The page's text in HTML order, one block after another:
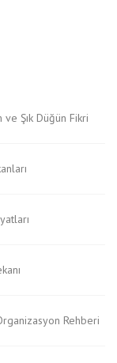
Şık Düğün Fikri
Rehberi